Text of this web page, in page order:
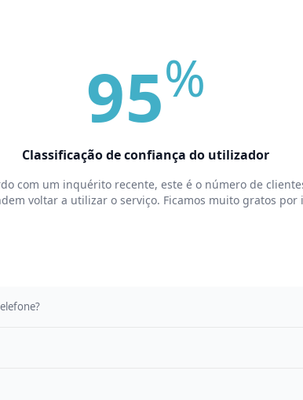
95%
Classificação de confiança do utilizador
com um inquérito recente, este é o número de
voltar a utilizar o serviço. Ficamos muito gratos por